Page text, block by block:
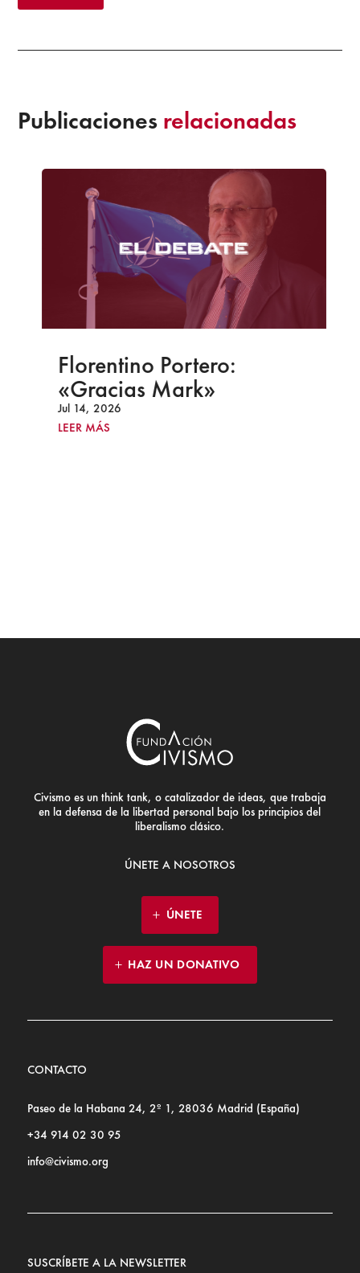
Publicaciones relacionadas
Florentino Portero:
«Gracias Mark»
Jul 14, 2026
LEER MÁS
Civismo es un think tank, o catalizador de ideas, que trabaja
en la defensa de la libertad personal bajo los principios del
liberalismo clásico.
ÚNETE A NOSOTROS
ÚNETE
HAZ UN DONATIVO
CONTACTO
Paseo de la Habana 24, 2º 1, 28036 Madrid (España)
+34 914 02 30 95
info@civismo.org
SUSCRÍBETE A LA NEWSLETTER